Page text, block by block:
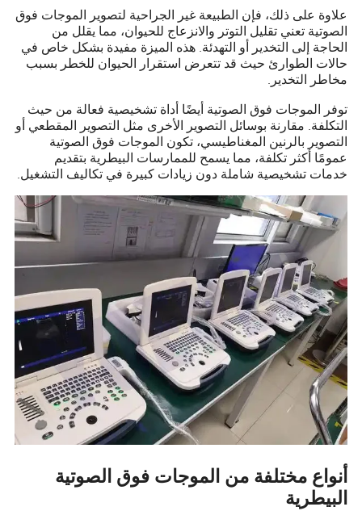
علاوة على ذلك، فإن الطبيعة غير الجراحية لتصوير الموجات فوق
الصوتية تعني تقليل التوتر والانزعاج للحيوان، مما يقلل من
الحاجة إلى التخدير أو التهدئة. هذه الميزة مفيدة بشكل خاص في
حالات الطوارئ حيث قد تتعرض استقرار الحيوان للخطر بسبب
مخاطر التخدير.
توفر الموجات فوق الصوتية أيضًا أداة تشخيصية فعالة من حيث
التكلفة. مقارنة بوسائل التصوير الأخرى مثل التصوير المقطعي أو
التصوير بالرنين المغناطيسي، تكون الموجات فوق الصوتية
عمومًا أكثر تكلفة، مما يسمح للممارسات البيطرية بتقديم
خدمات تشخيصية شاملة دون زيادات كبيرة في تكاليف التشغيل.
أنواع مختلفة من الموجات فوق الصوتية
البيطرية